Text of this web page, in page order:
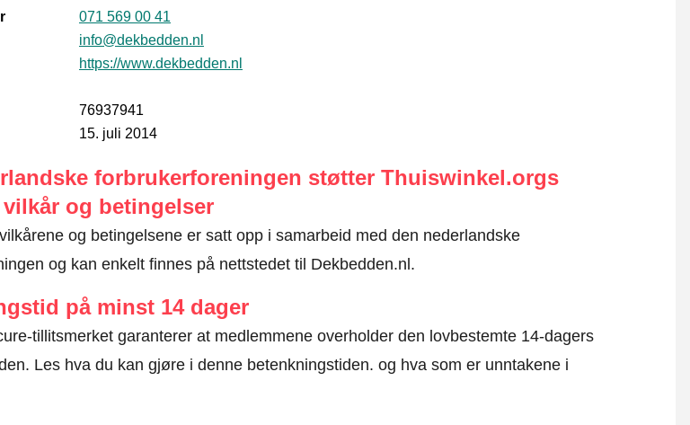
071 569 00 41
info@dekbedden.nl
https://www.dekbedden.nl
76937941
15. juli 2014
forbrukerforeningen støtter Thuiswinkel.orgs
og betingelser
og betingelsene er satt opp i samarbeid med den nederlandske
og kan enkelt finnes på nettstedet til Dekbedden.nl.
på minst 14 dager
tillitsmerket garanterer at medlemmene overholder den lovbestemte 14-dagers
Les hva du kan gjøre i denne betenkningstiden. og hva som er unntakene i